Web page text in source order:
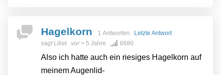
Hagelkorn 1 Antworten
Letzte Antwort
sagt Liliet vor> 5 Jahre 6680
Also ich hatte auch ein riesiges Hagelkorn auf
meinem Augenlid-